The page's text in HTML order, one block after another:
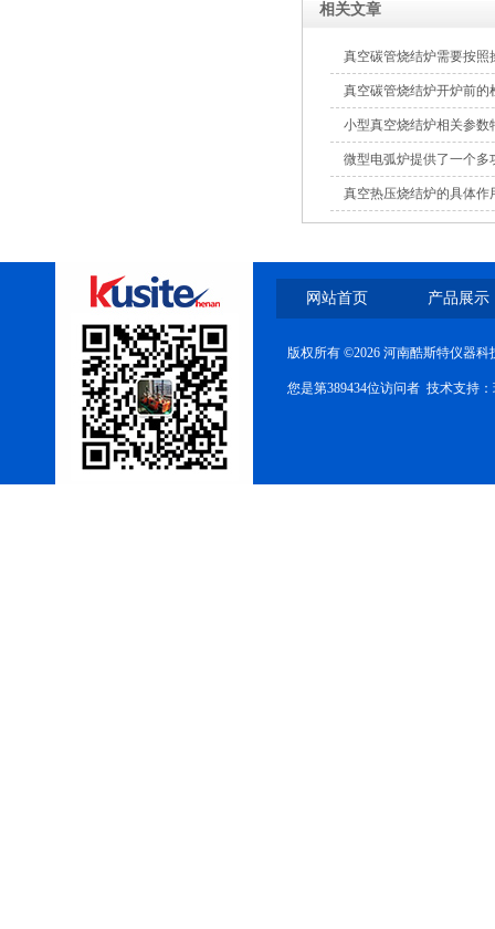
相关文章
真空碳管烧结炉需要按照
真空碳管烧结炉开炉前的
小型真空烧结炉相关参数
微型电弧炉提供了一个多
真空热压烧结炉的具体作
网站首页 产品展示
版权所有 ©2026 河南酷斯特仪器
您是第389434位访问者 技术支持：